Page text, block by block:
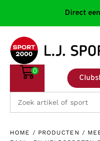
Direct
0
HOME / PRODUCTEN /